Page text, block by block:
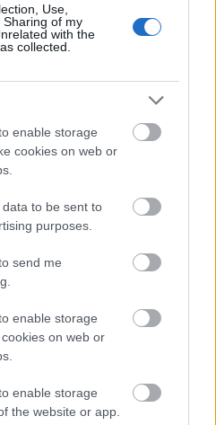
Use,
of my
with the
collected.
enable storage
cookies on web or
to be sent to
purposes.
send me
enable storage
on web or
enable storage
the website or app.
Rocket Juice & The
által felénekelt új verziója,
szerepel az album